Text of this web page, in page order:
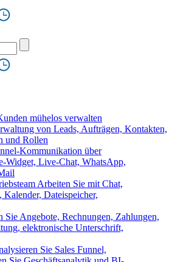
mühelos verwalten
von Leads, Aufträgen, Kontakten,
und Rollen
Kommunikation über
Widget, Live-Chat, WhatsApp,
Arbeiten Sie mit Chat,
Dateispeicher,
Sie Angebote, Rechnungen, Zahlungen,
elektronische Unterschrift,
Sie Sales Funnel,